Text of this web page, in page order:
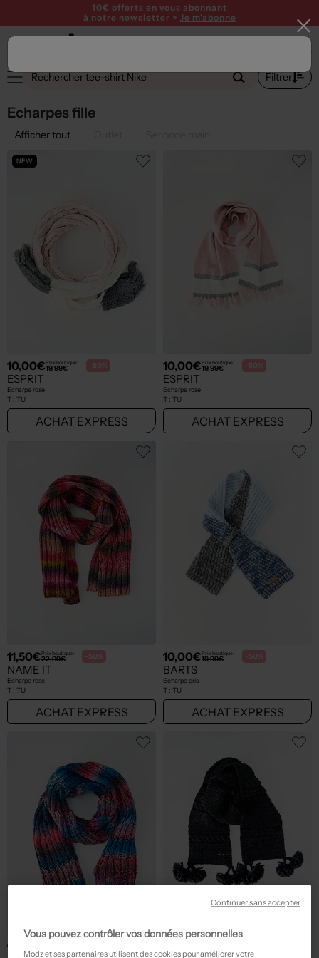
10€ offerts en vous abonnant
à notre newsletter > Je m'abonne
Filtrer
Echarpes fille
Afficher tout
NEW
10,00€Prix boutique :
19,99€ -50%
ESPRIT
Echarpe rose
T : TU
ACHAT EXPRESS
10,00€Prix boutique :
19,99€ -50%
ESPRIT
Echarpe rose
T : TU
ACHAT EXPRESS
11,50€Prix boutique :
22,99€ -50%
NAME IT
Echarpe rose
T : TU
ACHAT EXPRESS
10,00€Prix boutique :
19,99€ -50%
BARTS
Echarpe gris
T : TU
ACHAT EXPRESS
12,00€ 23,99€ 15,00€ 29,99€
Vous pouvez contrôler vos données personnelles
Modz et ses partenaires utilisent des cookies pour améliorer votre
Continuer sans accepter